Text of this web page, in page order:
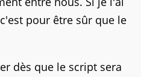
pour être sûr que le
dès que le script sera